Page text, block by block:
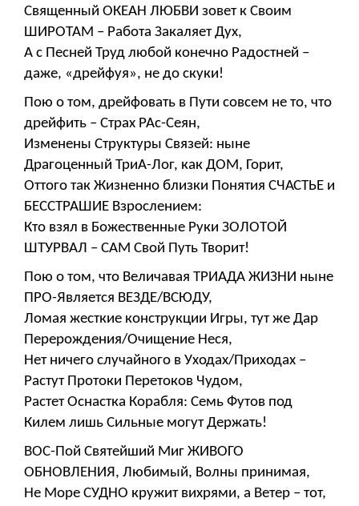
Священный ОКЕАН ЛЮБВИ зовет к Своим
ШИРОТАМ – Работа Закаляет Дух,
А с Песней Труд любой конечно Радостней –
даже, «дрейфуя», не до скуки!
Пою о том, дрейфовать в Пути совсем не то, что
дрейфить – Страх РАс-Сеян,
Изменены Структуры Связей: ныне
Драгоценный ТриА-Лог, как ДОМ, Горит,
Оттого так Жизненно близки Понятия СЧАСТЬЕ и
БЕССТРАШИЕ Взрослением:
Кто взял в Божественные Руки ЗОЛОТОЙ
ШТУРВАЛ – САМ Свой Путь Творит!
Пою о том, что Величавая ТРИАДА ЖИЗНИ ныне
ПРО-Является ВЕЗДЕ/ВСЮДУ,
Ломая жесткие конструкции Игры, тут же Дар
Перерождения/Очищение Неся,
Нет ничего случайного в Уходах/Приходах –
Растут Протоки Перетоков Чудом,
Растет Оснастка Корабля: Семь Футов под
Килем лишь Сильные могут Держать!
ВОС-Пой Святейший Миг ЖИВОГО
ОБНОВЛЕНИЯ, Любимый, Волны принимая,
Не Море СУДНО кружит вихрями, а Ветер – тот,